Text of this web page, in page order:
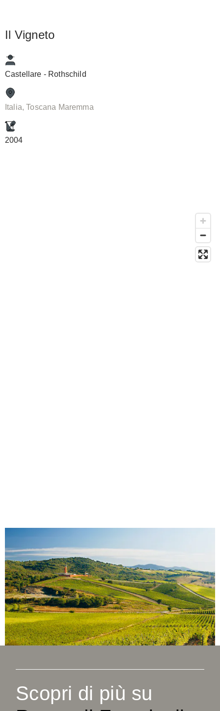
Il Vigneto
Castellare - Rothschild
Italia, Toscana Maremma
2004
Scopri di più su